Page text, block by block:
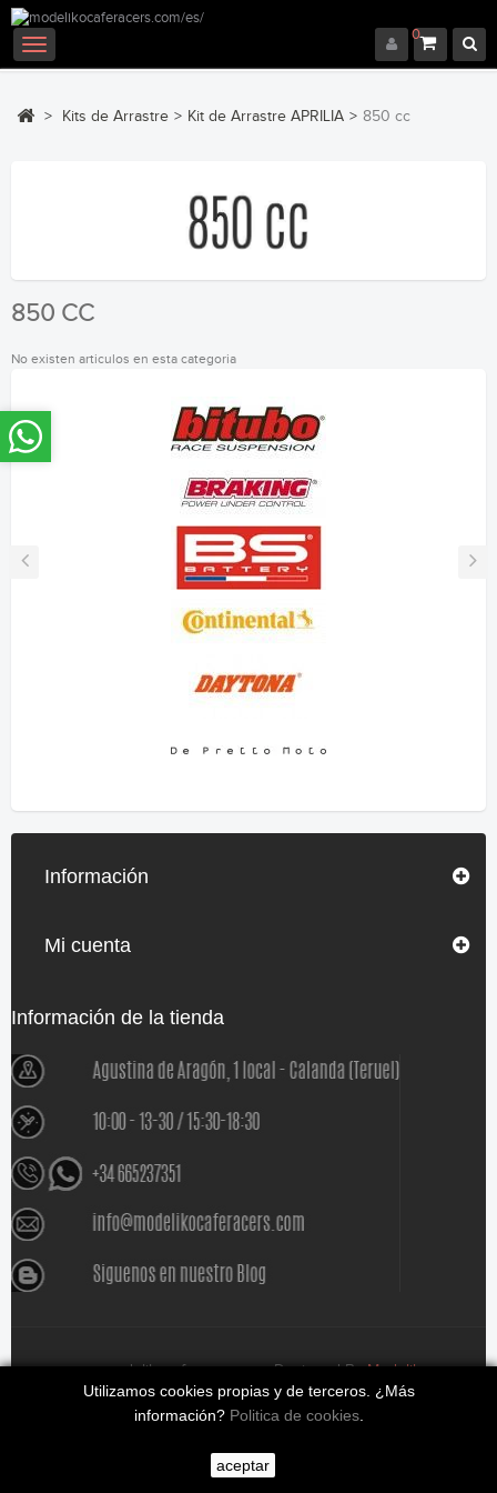
0
Navegación
Toggle
> Kits de Arrastre > Kit de Arrastre APRILIA > 850 cc
850 CC
No existen articulos en esta categoria
Información
Mi cuenta
Información de la tienda
Utilizamos cookies propias y de terceros. ¿Más
información? Politica de cookies.
aceptar
www.modelikocaferacers.com Designed By Modeliko